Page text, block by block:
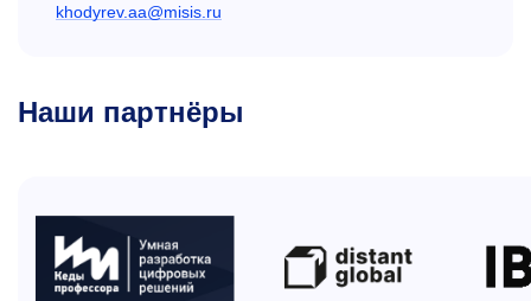
khodyrev.aa@misis.ru
Наши партнёры